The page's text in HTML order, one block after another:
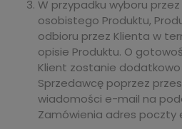
W przypadku wyboru
osobistego Produktu,
odbioru przez Klienta w
opisie Produktu. O
Klient zostanie
Sprzedawcę poprzez
wiadomości e-mail na
Zamówienia adres poczty